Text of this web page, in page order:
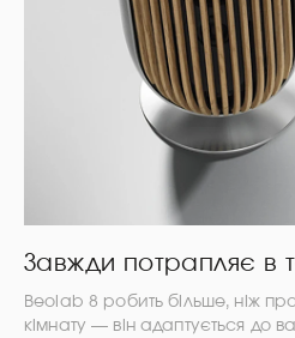
Завжди потрапляє в
Beolab 8 робить більше, ніж
кімнату — він адаптується до